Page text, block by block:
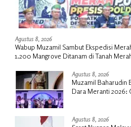
Agustus 8, 2026
Wabup Muzamil Sambut Ekspedisi
1.200 Mangrove Ditanam di Tanah
Agustus 8, 2026
Muzamil Baharudin
Dara Meranti 2026:
Agustus 8, 2026